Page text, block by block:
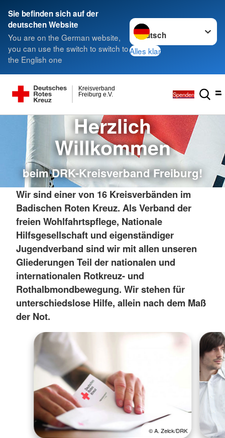
Sie befinden sich auf der
deutschen Website
You are on the German website,
you can use the switch to switch to
the English one
Sprache wechseln zu
Alles klar
Freiburg e.V.
Kreisverband
Spenden
Herzlich
Willkommen
beim DRK-Kreisverband Freiburg!
Wir sind einer von 16 Kreisverbänden im
Badischen Roten Kreuz. Als Verband der
freien Wohlfahrtspflege, Nationale
Hilfsgesellschaft und eigenständiger
Jugendverband sind wir mit allen unseren
Gliederungen Teil der nationalen und
internationalen Rotkreuz- und
Rothalbmondbewegung. Wir stehen für
unterschiedslose Hilfe, allein nach dem Maß
der Not.
© A. Zelck/DRK